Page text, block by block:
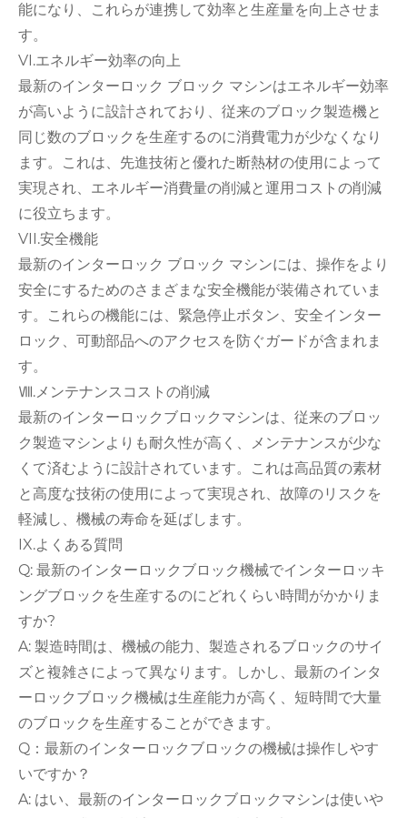
能になり、これらが連携して効率と生産量を向上させま
す。
VI.エネルギー効率の向上
最新のインターロック ブロック マシンはエネルギー効率
が高いように設計されており、従来のブロック製造機と
同じ数のブロックを生産するのに消費電力が少なくなり
ます。これは、先進技術と優れた断熱材の使用によって
実現され、エネルギー消費量の削減と運用コストの削減
に役立ちます。
VII.安全機能
最新のインターロック ブロック マシンには、操作をより
安全にするためのさまざまな安全機能が装備されていま
す。これらの機能には、緊急停止ボタン、安全インター
ロック、可動部品へのアクセスを防ぐガードが含まれま
す。
Ⅷ.メンテナンスコストの削減
最新のインターロックブロックマシンは、従来のブロッ
ク製造マシンよりも耐久性が高く、メンテナンスが少な
くて済むように設計されています。これは高品質の素材
と高度な技術の使用によって実現され、故障のリスクを
軽減し、機械の寿命を延ばします。
IX.よくある質問
Q: 最新のインターロックブロック機械でインターロッキ
ングブロックを生産するのにどれくらい時間がかかりま
すか?
A: 製造時間は、機械の能力、製造されるブロックのサイ
ズと複雑さによって異なります。しかし、最新のインタ
ーロックブロック機械は生産能力が高く、短時間で大量
のブロックを生産することができます。
Q：最新のインターロックブロックの機械は操作しやす
いですか？
A: はい、最新のインターロックブロックマシンは使いや